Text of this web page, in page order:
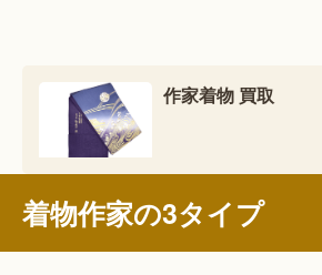
作家着物 買取
着物作家の3タイプ